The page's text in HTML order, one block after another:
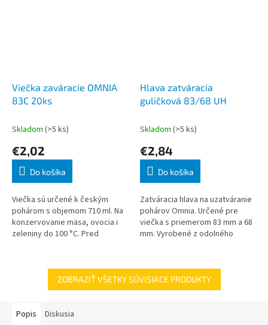
Viečka zaváracie OMNIA
83C 20ks
Skladom (>5 ks)
€2,02
Do košíka
Viečka sú určené k českým
pohárom s objemom 710 ml. Na
konzervovanie mäsa, ovocia i
zeleniny do 100 °C. Pred
Hlava zatváracia
guličková 83/68 UH
Skladom (>5 ks)
€2,84
Do košíka
Zatváracia hlava na uzatváranie
pohárov Omnia. Určené pre
viečka s priemerom 83 mm a 68
mm. Vyrobené z odolného
ZOBRAZIŤ VŠETKY SÚVISIACE PRODUKTY
Popis Diskusia